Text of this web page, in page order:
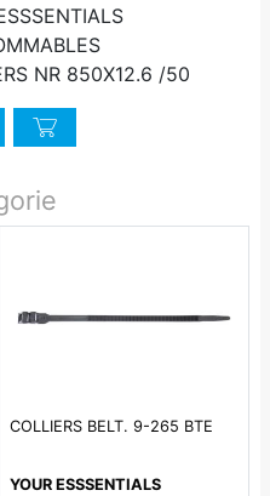
NR 850X12.6 /50
Augmenter quantité
quantité
COLLIERS BELT. 9-265 BTE
YOUR ESSSENTIALS